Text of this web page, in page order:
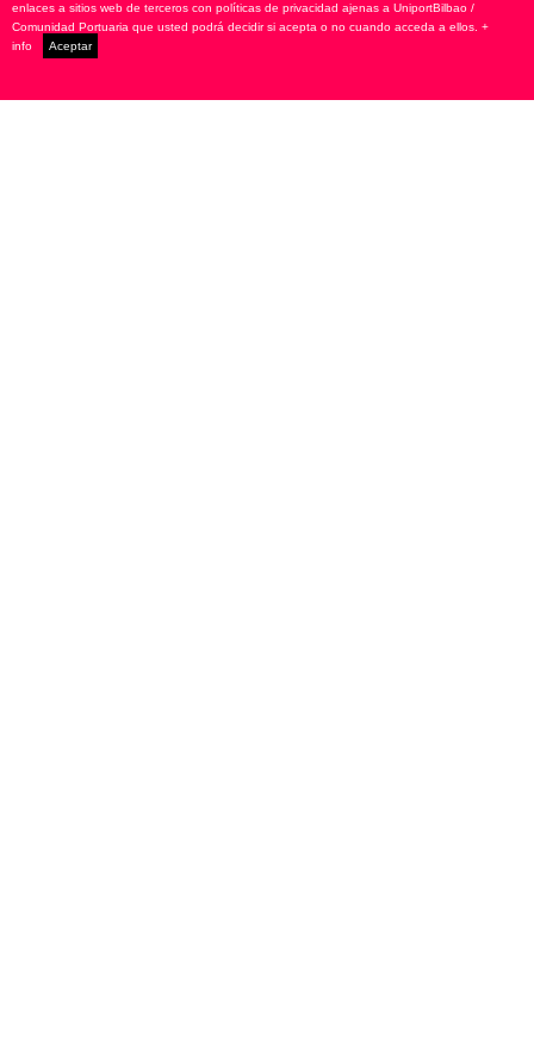
Muelle Reina Victoria s/n bajo - Apdo. de Correos, 16
48980 Santurtzi (Bizkaia) Spain
W:www.depositosportuarios.com
enlaces a sitios web de terceros con políticas de privacidad ajenas a UniportBilbao /
Comunidad Portuaria que usted podrá decidir si acepta o no cuando acceda a ellos. +
info
Aceptar